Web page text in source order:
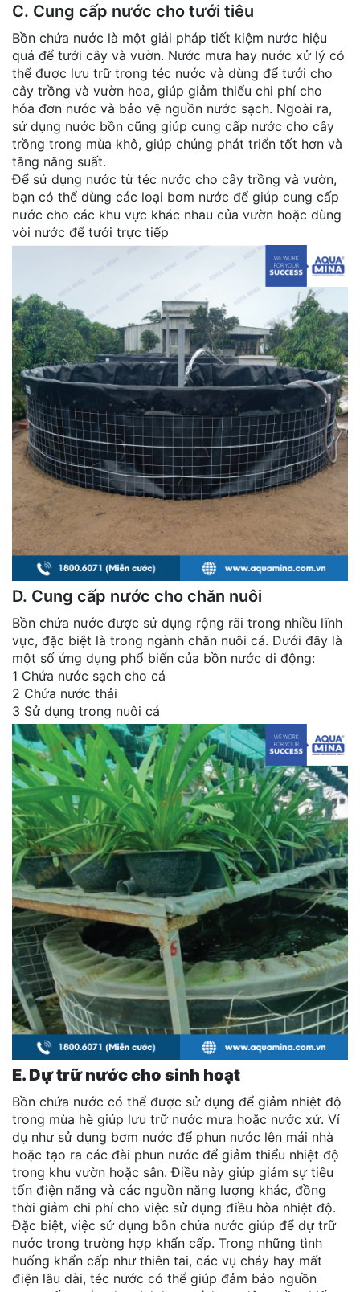
C. Cung cấp nước cho tưới tiêu
Bồn chứa nước là một giải pháp tiết kiệm nước hiệu
quả để tưới cây và vườn. Nước mưa hay nước xử lý có
thể được lưu trữ trong téc nước và dùng để tưới cho
cây trồng và vườn hoa, giúp giảm thiểu chi phí cho
hóa đơn nước và bảo vệ nguồn nước sạch. Ngoài ra,
sử dụng nước bồn cũng giúp cung cấp nước cho cây
trồng trong mùa khô, giúp chúng phát triển tốt hơn và
tăng năng suất.
Để sử dụng nước từ téc nước cho cây trồng và vườn,
bạn có thể dùng các loại bơm nước để giúp cung cấp
nước cho các khu vực khác nhau của vườn hoặc dùng
vòi nước để tưới trực tiếp
D. Cung cấp nước cho chăn nuôi
Bồn chứa nước được sử dụng rộng rãi trong nhiều lĩnh
vực, đặc biệt là trong ngành chăn nuôi cá. Dưới đây là
một số ứng dụng phổ biến của bồn nước di động:
1 Chứa nước sạch cho cá
2 Chứa nước thải
3 Sử dụng trong nuôi cá
E. Dự trữ nước cho sinh hoạt
Bồn chứa nước có thể được sử dụng để giảm nhiệt độ
trong mùa hè giúp lưu trữ nước mưa hoặc nước xử. Ví
dụ như sử dụng bơm nước để phun nước lên mái nhà
hoặc tạo ra các đài phun nước để giảm thiểu nhiệt độ
trong khu vườn hoặc sân. Điều này giúp giảm sự tiêu
tốn điện năng và các nguồn năng lượng khác, đồng
thời giảm chi phí cho việc sử dụng điều hòa nhiệt độ.
Đặc biệt, việc sử dụng bồn chứa nước giúp để dự trữ
nước trong trường hợp khẩn cấp. Trong những tình
huống khẩn cấp như thiên tai, các vụ cháy hay mất
điện lâu dài, téc nước có thể giúp đảm bảo nguồn